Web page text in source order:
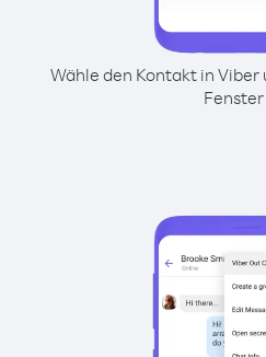
Wähle den Kontakt in Viber